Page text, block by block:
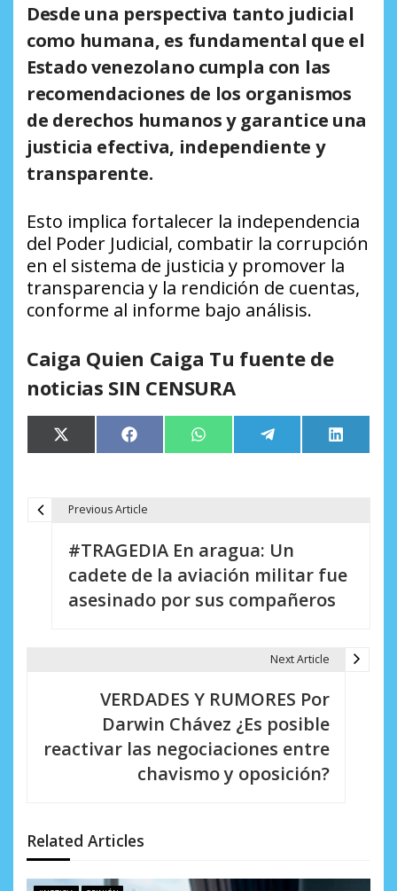
Desde una perspectiva tanto judicial
como humana, es fundamental que el
Estado venezolano cumpla con las
recomendaciones de los organismos
de derechos humanos y garantice una
justicia efectiva, independiente y
transparente.
Esto implica fortalecer la independencia
del Poder Judicial, combatir la corrupción
en el sistema de justicia y promover la
transparencia y la rendición de cuentas,
conforme al informe bajo análisis.
Caiga Quien Caiga Tu fuente de
noticias SIN CENSURA
Compartir
en
X
(Twitter)
Compartir
en
Facebook Compartir
en
WhatsApp Compartir
en
Telegram
en
LinkedIn
d
e
Previous Article
#TRAGEDIA En aragua: Un
cadete de la aviación militar fue
asesinado por sus compañeros
Next Article
VERDADES Y RUMORES Por
Darwin Chávez ¿Es posible
reactivar las negociaciones entre
chavismo y oposición?
Related Articles